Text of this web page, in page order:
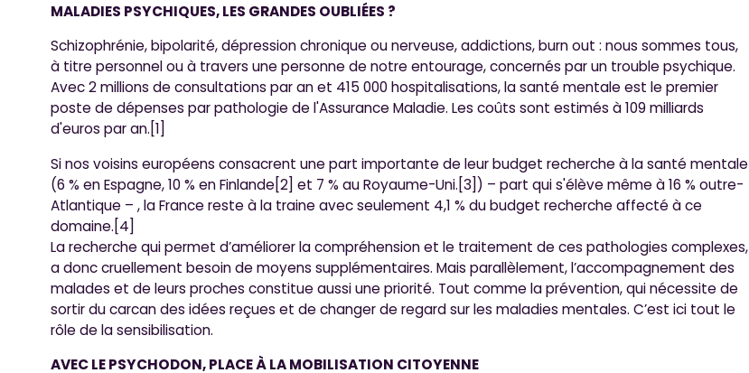
MALADIES PSYCHIQUES, LES GRANDES OUBLIÉES ?
Schizophrénie, bipolarité, dépression chronique ou nerveuse, addictions, burn out : nous sommes tous,
à titre personnel ou à travers une personne de notre entourage, concernés par un trouble psychique.
Avec 2 millions de consultations par an et 415 000 hospitalisations, la santé mentale est le premier
poste de dépenses par pathologie de l'Assurance Maladie. Les coûts sont estimés à 109 milliards
d'euros par an.[1]
Si nos voisins européens consacrent une part importante de leur budget recherche à la santé mentale
(6 % en Espagne, 10 % en Finlande[2] et 7 % au Royaume-Uni.[3]) – part qui s'élève même à 16 % outre-
Atlantique – , la France reste à la traine avec seulement 4,1 % du budget recherche affecté à ce
domaine.[4]
La recherche qui permet d’améliorer la compréhension et le traitement de ces pathologies complexes,
a donc cruellement besoin de moyens supplémentaires. Mais parallèlement, l’accompagnement des
malades et de leurs proches constitue aussi une priorité. Tout comme la prévention, qui nécessite de
sortir du carcan des idées reçues et de changer de regard sur les maladies mentales. C’est ici tout le
rôle de la sensibilisation.
AVEC LE PSYCHODON, PLACE À LA MOBILISATION CITOYENNE